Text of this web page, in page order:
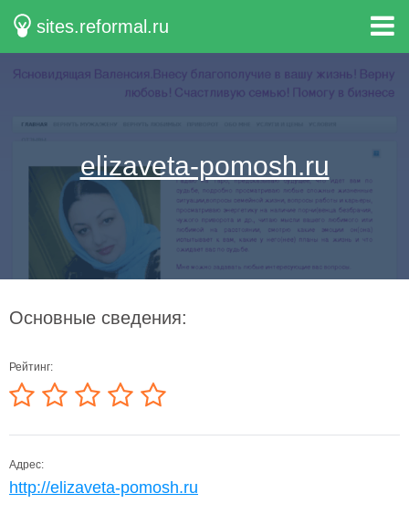
sites.reformal.ru
elizaveta-pomosh.ru
Основные сведения:
Рейтинг:
Адрес:
http://elizaveta-pomosh.ru